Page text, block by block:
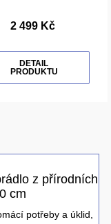
2 499 Kč
DETAIL
PRODUKTU
z přírodních
cm
potřeby a úklid,